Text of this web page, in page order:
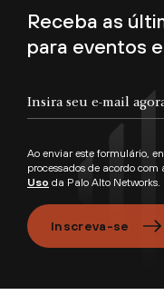
Receba as
para eventos
Ao enviar este formulário,
processados de acordo com
Uso da Palo Alto Networks.
Inscreva-se